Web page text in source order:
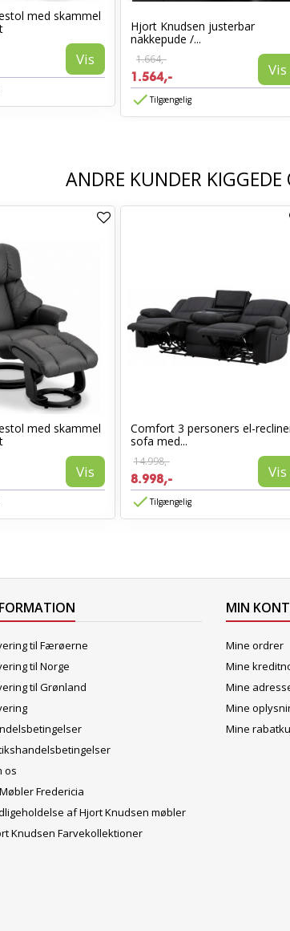
med skammel
Vis
Hjort Knudsen justerbar
nakkepude /...
1.664,-
1.564,- Vis
Tilgængelig
ANDRE KUNDER KIGGEDE
med skammel
Vis
Comfort 3 personers el-
sofa med...
14.998,-
8.998,- Vis
Tilgængelig
til Færøerne
til Norge
til Grønland
os
Fredericia
af Hjort Knudsen møbler
Knudsen Farvekollektioner
MIN
Mine ordrer
Mine
Mine
Mine
Mine